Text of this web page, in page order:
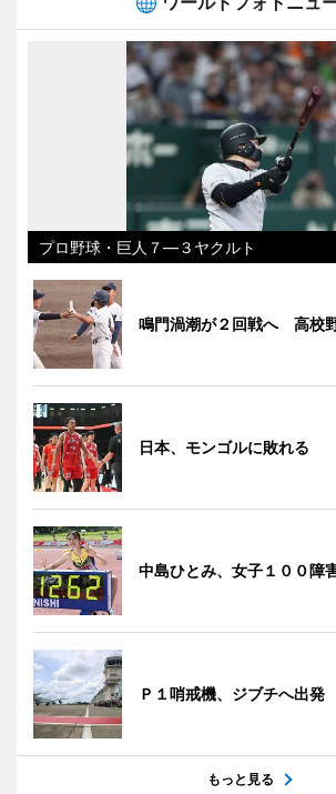
プロ野球・巨人７―３ヤクルト
鳴門渦潮が２回戦へ 高校
日本、モンゴルに敗れる
中島ひとみ、女子１００障
Ｐ１哨戒機、ジブチへ出発
もっと見る